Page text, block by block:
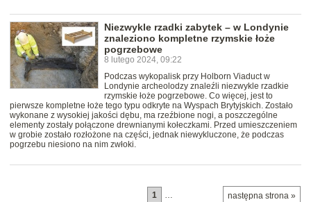
Niezwykle rzadki zabytek – w Londynie
znaleziono kompletne rzymskie łoże
pogrzebowe
8 lutego 2024, 09:22
Podczas wykopalisk przy Holborn Viaduct w
Londynie archeolodzy znaleźli niezwykle rzadkie
rzymskie łoże pogrzebowe. Co więcej, jest to
pierwsze kompletne łoże tego typu odkryte na Wyspach Brytyjskich. Zostało
wykonane z wysokiej jakości dębu, ma rzeźbione nogi, a poszczególne
elementy zostały połączone drewnianymi kołeczkami. Przed umieszczeniem
w grobie zostało rozłożone na części, jednak niewykluczone, że podczas
pogrzebu niesiono na nim zwłoki.
następna strona »
1 …